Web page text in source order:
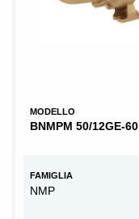
MODELLO
BNMPM 50/12GE-60
FAMIGLIA
NMP